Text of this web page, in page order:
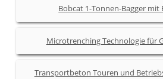
Bobcat 1-Tonnen-Bagger
Microtrenching Technologie für
Transportbeton Touren und